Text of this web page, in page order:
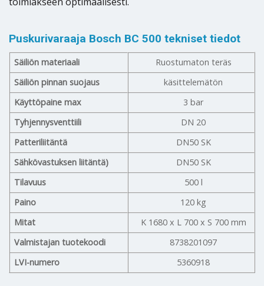
Puskurivaraaja Bosch BC 500 tekniset tiedot
Säiliön materiaali
Ruostumaton teräs
Säiliön pinnan suojaus
käsittelemätön
Käyttöpaine max
3 bar
Tyhjennysventtiili
DN 20
Patteriliitäntä
DN50 SK
Sähkövastuksen liitäntä)
DN50 SK
Tilavuus
500 l
Paino
120 kg
Mitat
K 1680 x L 700 x S 700 mm
Valmistajan tuotekoodi
8738201097
LVI-numero
5360918